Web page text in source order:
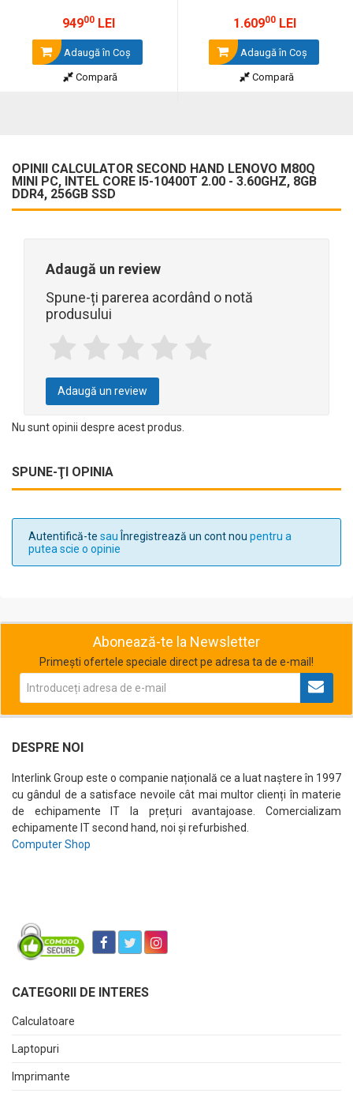
94900LEI
Adaugă în Coş
Compară
1.60900 LEI
Adaugă în Coş
Compară
OPINII CALCULATOR SECOND HAND LENOVO M80Q
MINI PC, INTEL CORE I5-10400T 2.00 - 3.60GHZ, 8GB
DDR4, 256GB SSD
Adaugă un review
Spune-ți parerea acordând o notă
produsului
Adaugă un review
Nu sunt opinii despre acest produs.
SPUNE-ŢI OPINIA
Autentifică-te sau Înregistrează un cont nou pentru a
putea scie o opinie
Abonează-te la Newsletter
Primești ofertele speciale direct pe adresa ta de e-mail!
DESPRE NOI
Interlink Group este o companie națională ce a luat naștere în 1997
cu gândul de a satisface nevoile cât mai multor clienți în materie
de echipamente IT la prețuri avantajoase. Comercializam
echipamente IT second hand, noi și refurbished.
Computer Shop
CATEGORII DE INTERES
Calculatoare
Laptopuri
Imprimante